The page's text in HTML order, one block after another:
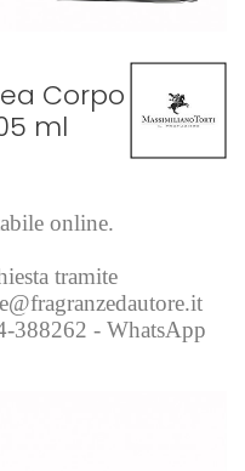
Corpo
ml
online.
tramite
388262 - WhatsApp